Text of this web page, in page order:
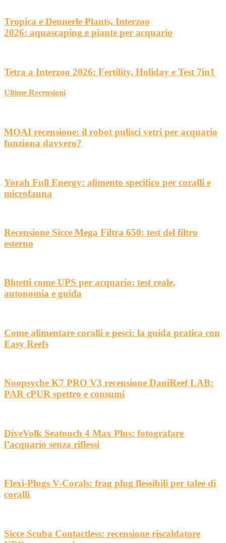
Tropica e Dennerle Plants, Interzoo
2026: aquascaping e piante per acquario
Tetra a Interzoo 2026: Fertility, Holiday e Test 7in1
Ultime Recensioni
MOAI recensione: il robot pulisci vetri per acquario
funziona davvero?
Yorah Full Energy: alimento specifico per coralli e
microfauna
Recensione Sicce Mega Filtra 650: test del filtro
esterno
Bluetti come UPS per acquario: test reale,
autonomia e guida
Come alimentare coralli e pesci: la guida pratica con
Easy Reefs
Noopsyche K7 PRO V3 recensione DaniReef LAB:
PAR cPUR spettro e consumi
DiveVolk Seatouch 4 Max Plus: fotografare
l’acquario senza riflessi
Flexi-Plugs V-Corals: frag plug flessibili per talee di
coralli
Sicce Scuba Contactless: recensione riscaldatore